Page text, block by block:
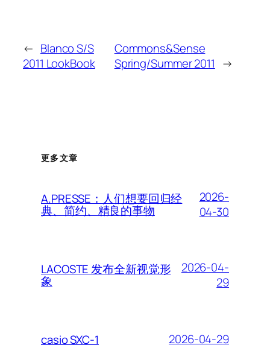
← Blanco S/S
2011 LookBook
Commons&Sense
Spring/Summer 2011 →
更多文章
A.PRESSE：人们想要回归经
典、简约、精良的事物
2026-
04-30
LACOSTE 发布全新视觉形
象
2026-04-
29
casio SXC-1 2026-04-29